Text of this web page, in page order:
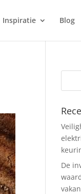
Inspiratie Blog
De